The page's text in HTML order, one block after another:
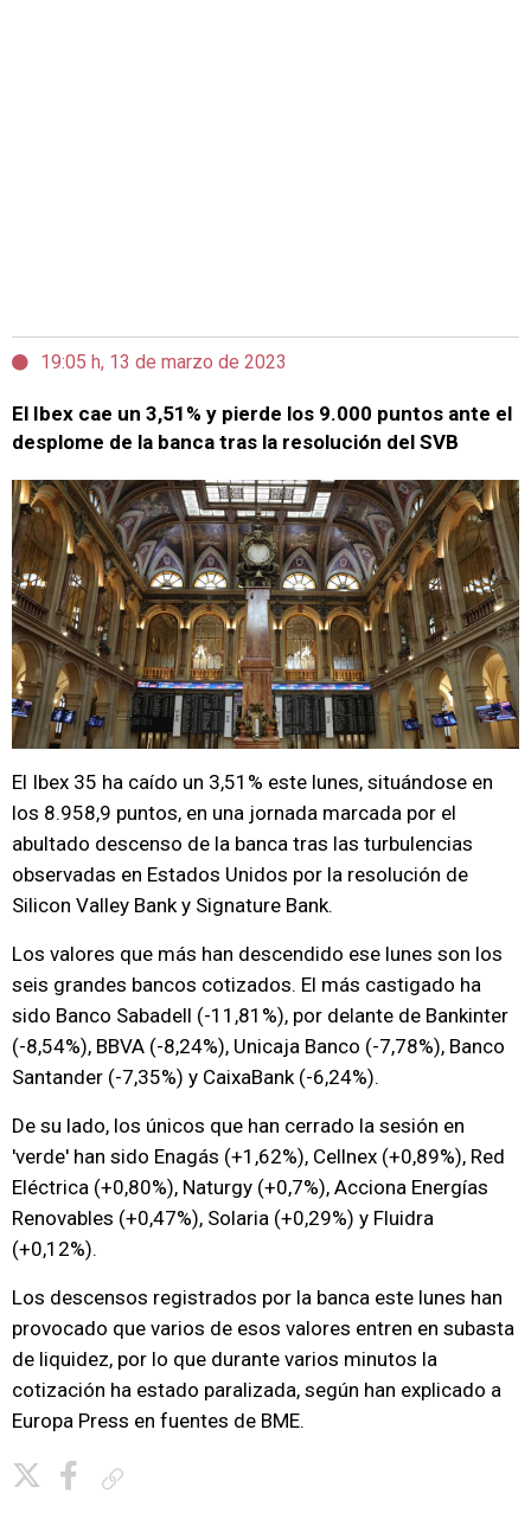
19:05 h, 13 de marzo de 2023
El Ibex cae un 3,51% y pierde los 9.000 puntos ante el
desplome de la banca tras la resolución del SVB
El Ibex 35 ha caído un 3,51% este lunes, situándose en
los 8.958,9 puntos, en una jornada marcada por el
abultado descenso de la banca tras las turbulencias
observadas en Estados Unidos por la resolución de
Silicon Valley Bank y Signature Bank.
Los valores que más han descendido ese lunes son los
seis grandes bancos cotizados. El más castigado ha
sido Banco Sabadell (-11,81%), por delante de Bankinter
(-8,54%), BBVA (-8,24%), Unicaja Banco (-7,78%), Banco
Santander (-7,35%) y CaixaBank (-6,24%).
De su lado, los únicos que han cerrado la sesión en
'verde' han sido Enagás (+1,62%), Cellnex (+0,89%), Red
Eléctrica (+0,80%), Naturgy (+0,7%), Acciona Energías
Renovables (+0,47%), Solaria (+0,29%) y Fluidra
(+0,12%).
Los descensos registrados por la banca este lunes han
provocado que varios de esos valores entren en subasta
de liquidez, por lo que durante varios minutos la
cotización ha estado paralizada, según han explicado a
Europa Press en fuentes de BME.